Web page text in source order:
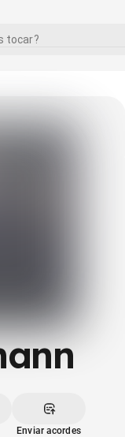
Enviar acordes